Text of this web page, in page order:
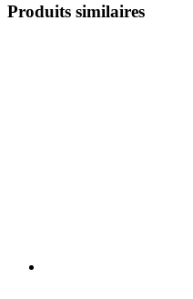
Produits similaires